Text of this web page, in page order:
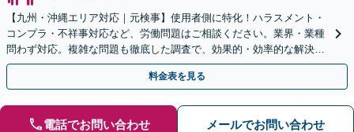
【九州・沖縄エリア対応｜元検事】使用者側に特化！ハラスメント・
コンプラ・不祥事対応など、労働問題はご相談ください。業界・業種
問わず対応。複雑な問題も徹底した調査で、効果的・効率的な解決を
目指します。セカンドオピニオン可【休日・夜間相談可】
料金表を見る
電話でお問い合わせ メールでお問い合わせ